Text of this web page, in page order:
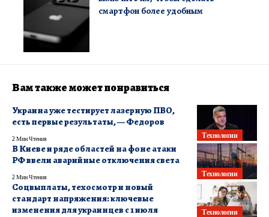
смартфон более удобным
Вам также может понравиться
Технологии
Украина уже тестирует лазерную ПВО,
есть первые результаты, — Федоров
2 Мин Чтения
Технологии
В Киеве и ряде областей на фоне атаки
РФ ввели аварийные отключения света
2 Мин Чтения
Технологии
Соцвыплаты, техосмотр и новый
стандарт напряжения: ключевые
изменения для украинцев с 1 июля